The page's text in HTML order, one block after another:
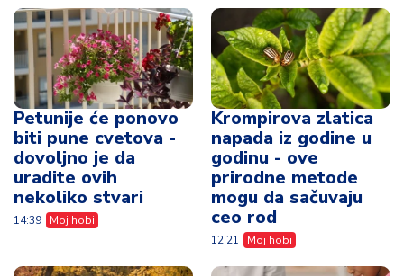
Petunije će ponovo
biti pune cvetova -
dovoljno je da
uradite ovih
nekoliko stvari
14:39 Moj hobi
Krompirova zlatica
napada iz godine u
godinu - ove
prirodne metode
mogu da sačuvaju
ceo rod
12:21 Moj hobi